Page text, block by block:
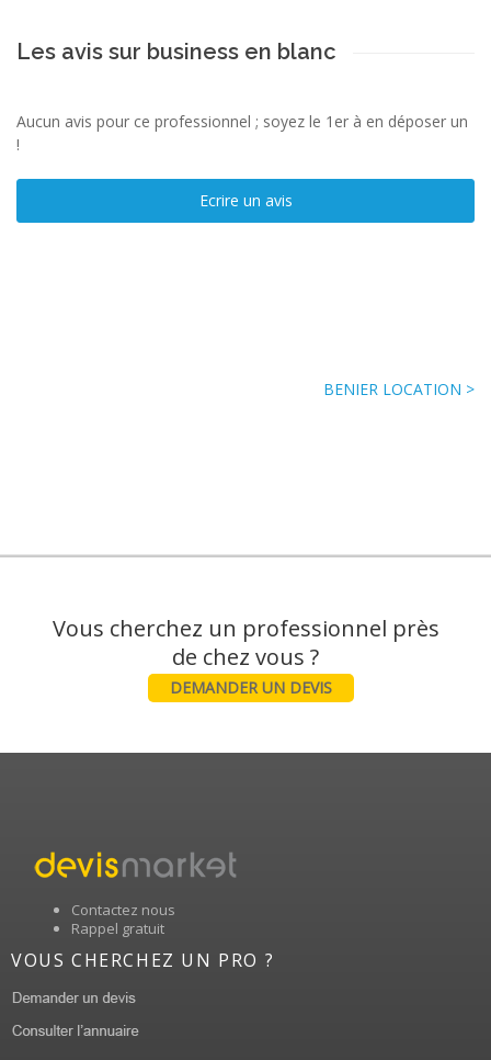
Les avis sur business en blanc
Aucun avis pour ce professionnel ; soyez le 1er à en déposer un
!
Ecrire un avis
BENIER LOCATION >
Vous cherchez un professionnel près
DEMANDER UN DEVIS
Contactez nous
Rappel gratuit
VOUS CHERCHEZ UN PRO ?